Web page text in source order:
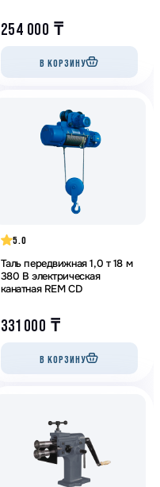
254 000 ₸
В КОРЗИНУ
5.0
Таль передвижная 1,0 т 18 м
380 В электрическая
канатная REM CD
331 000 ₸
В КОРЗИНУ